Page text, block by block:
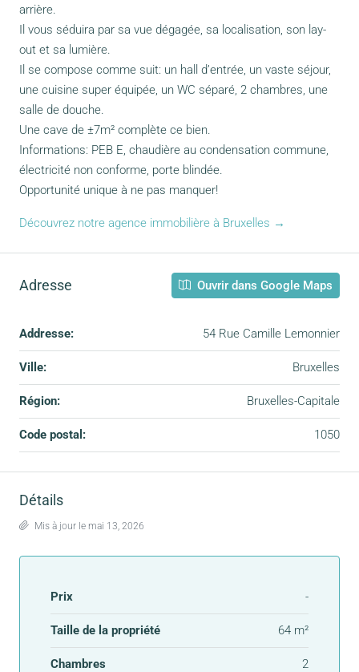
arrière.
Il vous séduira par sa vue dégagée, sa localisation, son lay-
out et sa lumière.
Il se compose comme suit: un hall d’entrée, un vaste séjour,
une cuisine super équipée, un WC séparé, 2 chambres, une
salle de douche.
Une cave de ±7m² complète ce bien.
Informations: PEB E, chaudière au condensation commune,
électricité non conforme, porte blindée.
Opportunité unique à ne pas manquer!
Découvrez notre agence immobilière à Bruxelles →
Adresse Ouvrir dans Google Maps
Addresse: 54 Rue Camille Lemonnier
Ville: Bruxelles
Région: Bruxelles-Capitale
Code postal: 1050
Détails
Mis à jour le mai 13, 2026
Prix -
Taille de la propriété 64 m²
Chambres 2